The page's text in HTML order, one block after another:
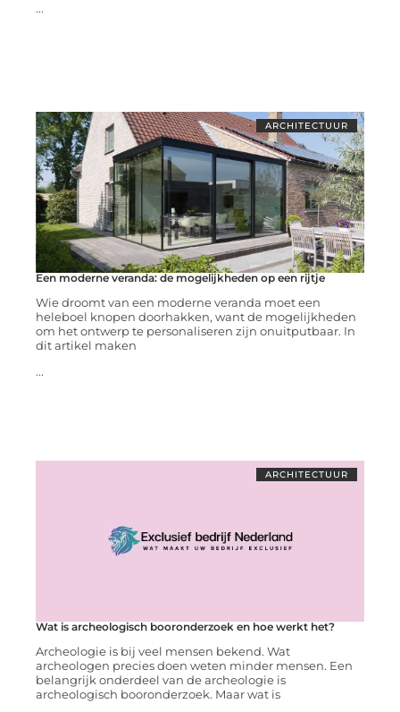
...
ARCHITECTUUR
Een moderne veranda: de mogelijkheden op een rijtje
Wie droomt van een moderne veranda moet een
heleboel knopen doorhakken, want de mogelijkheden
om het ontwerp te personaliseren zijn onuitputbaar. In
dit artikel maken
...
ARCHITECTUUR
Wat is archeologisch booronderzoek en hoe werkt het?
Archeologie is bij veel mensen bekend. Wat
archeologen precies doen weten minder mensen. Een
belangrijk onderdeel van de archeologie is
archeologisch booronderzoek. Maar wat is